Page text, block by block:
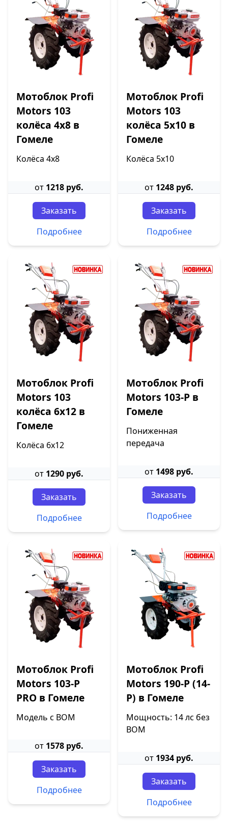
Мотоблок Profi
Motors 103
колёса 4х8 в
Гомеле
Колёса 4х8
от 1218 руб.
Заказать
Подробнее
Мотоблок Profi
Motors 103
колёса 5х10 в
Гомеле
Колёса 5х10
от 1248 руб.
Заказать
Подробнее
Мотоблок Profi
Motors 103
колёса 6х12 в
Гомеле
Колёса 6х12
от 1290 руб.
Заказать
Подробнее
Мотоблок Profi
Motors 103-P в
Гомеле
Пониженная
передача
от 1498 руб.
Заказать
Подробнее
Мотоблок Profi
Motors 103-P
PRO в Гомеле
Модель с ВОМ
от 1578 руб.
Заказать
Подробнее
Мотоблок Profi
Motors 190-P (14-
P) в Гомеле
Мощность: 14 лс без
ВОМ
от 1934 руб.
Заказать
Подробнее